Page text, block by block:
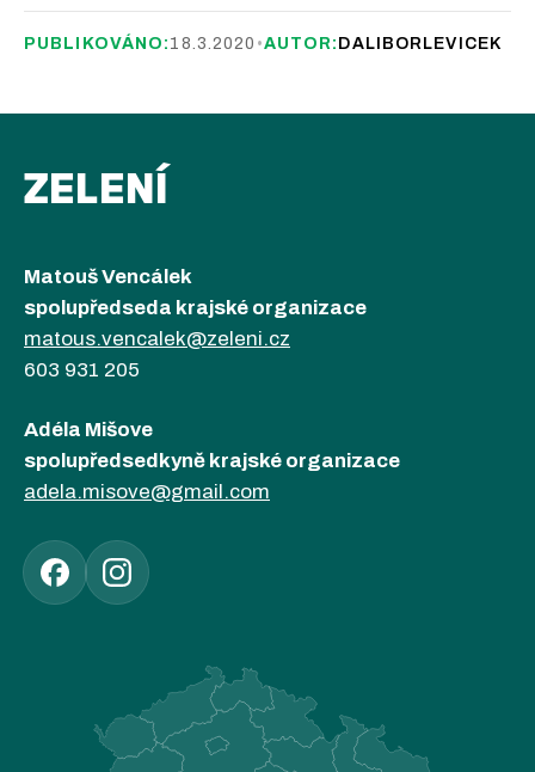
PUBLIKOVÁNO: 18.3.2020 •AUTOR: DALIBORLEVICEK
ZELENÍ
Matouš Vencálek
spolupředseda krajské organizace
matous.vencalek@zeleni.cz
603 931 205
Adéla Mišove
spolupředsedkyně krajské organizace
adela.misove@gmail.com